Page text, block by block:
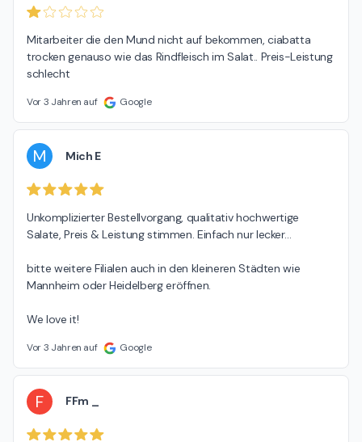
Mitarbeiter die den Mund nicht auf bekommen, ciabatta
trocken genauso wie das Rindfleisch im Salat.. Preis-Leistung
schlecht
Vor 3 Jahren auf Google
M Mich E
Unkomplizierter Bestellvorgang, qualitativ hochwertige
Salate, Preis & Leistung stimmen. Einfach nur lecker…
bitte weitere Filialen auch in den kleineren Städten wie
Mannheim oder Heidelberg eröffnen.
We love it!
Vor 3 Jahren auf Google
F FFm _